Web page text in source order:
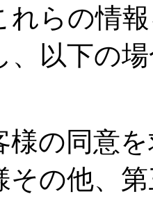
れらの情
、以下の
様の同意
その他、